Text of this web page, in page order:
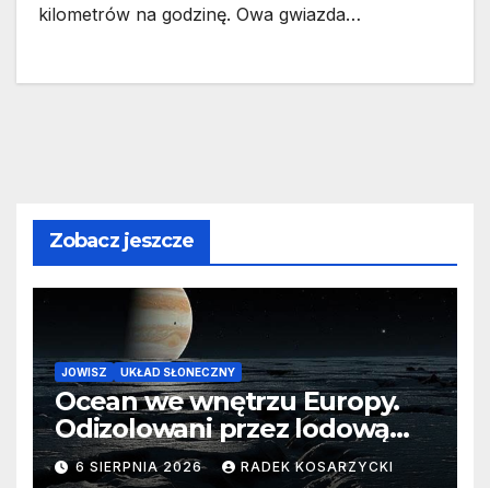
kilometrów na godzinę. Owa gwiazda…
Zobacz jeszcze
JOWISZ UKŁAD SŁONECZNY
Ocean we wnętrzu Europy.
Odizolowani przez lodową
barierę
6 SIERPNIA 2026 RADEK KOSARZYCKI